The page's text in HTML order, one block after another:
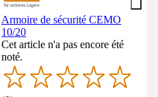
Armoire de sécurité CEMO
10/20
Cet article n'a pas encore été
noté.